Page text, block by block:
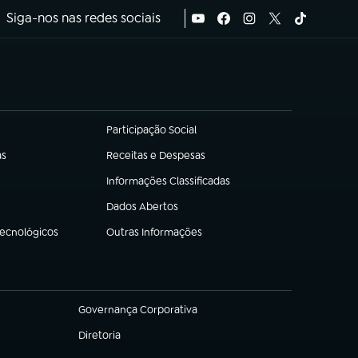
Siga-nos nas redes sociais
Participação Social
(abre em nova aba)
Receitas e Despesas
(abre em nova aba)
Informações Classificadas
(abre em nova aba)
Dados Abertos
(abre em nova aba)
Outras Informações
(abre em nova aba)
Governança Corporativa
(abre em nova aba)
Diretoria
(abre em nova aba)